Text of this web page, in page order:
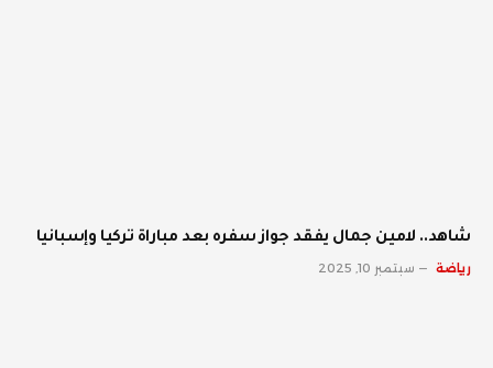
شاهد.. لامين جمال يفقد جواز سفره بعد مباراة تركيا وإسبانيا
رياضة سبتمبر 10, 2025